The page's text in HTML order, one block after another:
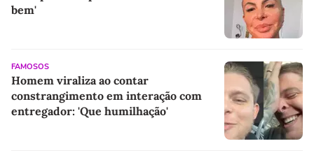
bem'
FAMOSOS
Homem viraliza ao contar
constrangimento em interação com
entregador: 'Que humilhação'